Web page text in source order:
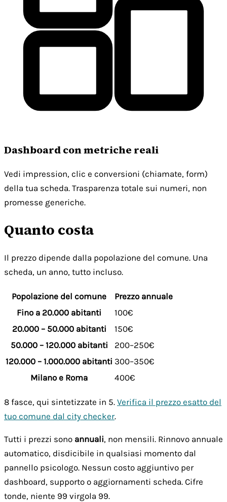
Dashboard con metriche reali
Vedi impression, clic e conversioni (chiamate, form)
della tua scheda. Trasparenza totale sui numeri, non
promesse generiche.
Quanto costa
Il prezzo dipende dalla popolazione del comune. Una
scheda, un anno, tutto incluso.
Popolazione del comune
Prezzo annuale
Fino a 20.000 abitanti
100€
20.000 – 50.000 abitanti
150€
50.000 – 120.000 abitanti
200–250€
120.000 – 1.000.000 abitanti 300–350€
Milano e Roma
400€
8 fasce, qui sintetizzate in 5. Verifica il prezzo esatto del
tuo comune dal city checker.
Tutti i prezzi sono annuali, non mensili. Rinnovo annuale
automatico, disdicibile in qualsiasi momento dal
pannello psicologo. Nessun costo aggiuntivo per
dashboard, supporto o aggiornamenti scheda. Cifre
tonde, niente 99 virgola 99.